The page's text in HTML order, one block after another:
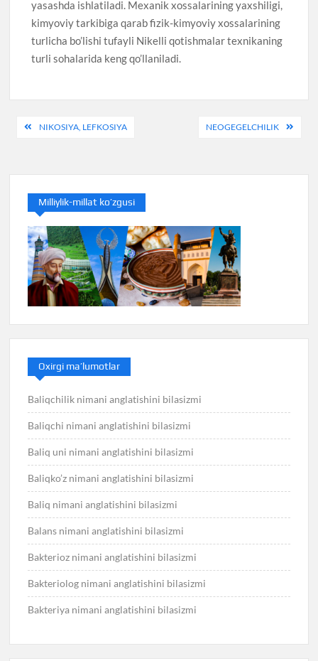
yasashda ishlatiladi. Mexanik xossalarining yaxshiligi,
kimyoviy tarkibiga qarab fizik-kimyoviy xossalarining
turlicha bo’lishi tufayli Nikelli qotishmalar texnikaning
turli sohalarida keng qo’llaniladi.
PostNIKOSIYA, LEFKOSIYA NEOGEGELCHILIK
Milliylik-millat ko’zgusi
Oxirgi ma’lumotlar
Baliqchilik nimani anglatishini bilasizmi
Baliqchi nimani anglatishini bilasizmi
Baliq uni nimani anglatishini bilasizmi
Baliqko’z nimani anglatishini bilasizmi
Baliq nimani anglatishini bilasizmi
Balans nimani anglatishini bilasizmi
Bakterioz nimani anglatishini bilasizmi
Bakteriolog nimani anglatishini bilasizmi
Bakteriya nimani anglatishini bilasizmi